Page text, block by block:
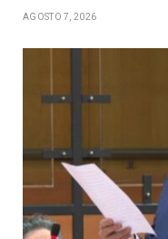
AGOSTO 7, 2026